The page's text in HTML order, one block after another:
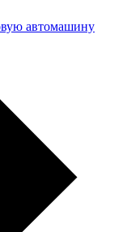
автомашину